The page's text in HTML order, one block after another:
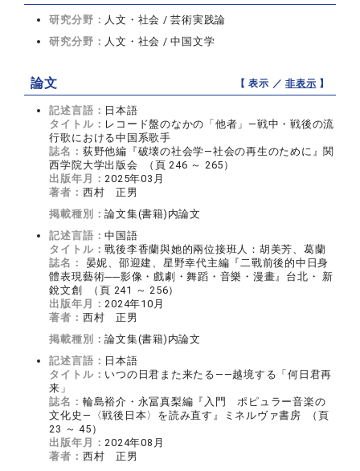
研究分野： 人文・社会 / 芸術実践論
研究分野： 人文・社会 / 中国文学
論文 【 表示 ／非表示 】
記述言語： 日本語
タイトル： レコード盤のなかの「他者」―戦中・戦後の流
行歌における中国系歌手
誌名： 荻野他編『破壊の社会学―社会の再生のために』関
西学院大学出版会 （頁 246 ～ 265）
出版年月：2025年03月
著者： 西村 正男
掲載種別：論文集(書籍)内論文
記述言語：中国語
タイトル：戰後李香蘭與她的兩位接班人：胡美芳、葛蘭
誌名：
晏妮、邵迎建、星野幸代主編『二戰前後的中日身
體表現藝術──影像・戲劇・舞蹈・音樂・漫畫』台北・ 新
銳文創 （頁 241 ～ 256）
出版年月：2024年10月
著者： 西村 正男
掲載種別：論文集(書籍)内論文
記述言語： 日本語
タイトル： いつの日君また来たる――越境する「何日君再
来」
誌名： 輪島裕介・永冨真梨編『入門 ポピュラー音楽の
文化史―〈戦後日本〉を読み直す』ミネルヴァ書房 （頁
23 ～ 45）
出版年月：2024年08月
著者： 西村 正男